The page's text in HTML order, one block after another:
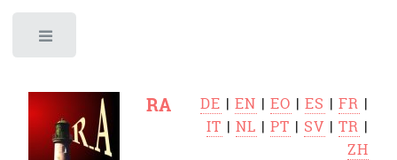
RA DE |EN |EO |ES |FR |
IT |NL |PT | SV |TR |
ZH